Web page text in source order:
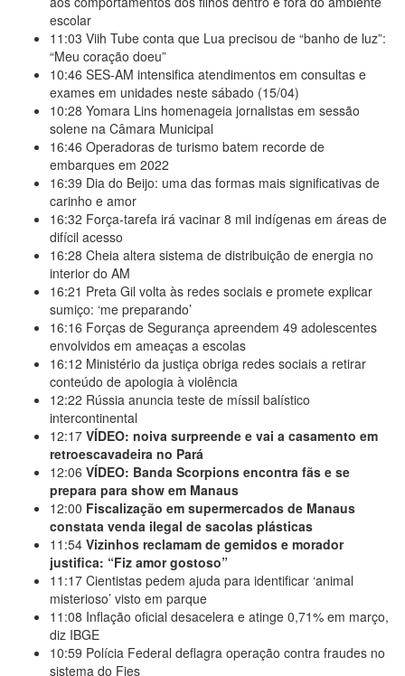
escolar
11:03 Viih Tube conta que Lua precisou de “banho de luz”:
“Meu coração doeu”
10:46 SES-AM intensifica atendimentos em consultas e
exames em unidades neste sábado (15/04)
10:28 Yomara Lins homenageia jornalistas em sessão
solene na Câmara Municipal
16:46 Operadoras de turismo batem recorde de
embarques em 2022
16:39 Dia do Beijo: uma das formas mais significativas de
carinho e amor
16:32 Força-tarefa irá vacinar 8 mil indígenas em áreas de
difícil acesso
16:28 Cheia altera sistema de distribuição de energia no
interior do AM
16:21 Preta Gil volta às redes sociais e promete explicar
sumiço: ‘me preparando’
16:16 Forças de Segurança apreendem 49 adolescentes
envolvidos em ameaças a escolas
16:12 Ministério da justiça obriga redes sociais a retirar
conteúdo de apologia à violência
12:22 Rússia anuncia teste de míssil balístico
intercontinental
12:17 VÍDEO: noiva surpreende e vai a casamento em
retroescavadeira no Pará
12:06 VÍDEO: Banda Scorpions encontra fãs e se
prepara para show em Manaus
12:00 Fiscalização em supermercados de Manaus
constata venda ilegal de sacolas plásticas
11:54 Vizinhos reclamam de gemidos e morador
justifica: “Fiz amor gostoso”
11:17 Cientistas pedem ajuda para identificar ‘animal
misterioso’ visto em parque
11:08 Inflação oficial desacelera e atinge 0,71% em março,
diz IBGE
10:59 Polícia Federal deflagra operação contra fraudes no
sistema do Fies